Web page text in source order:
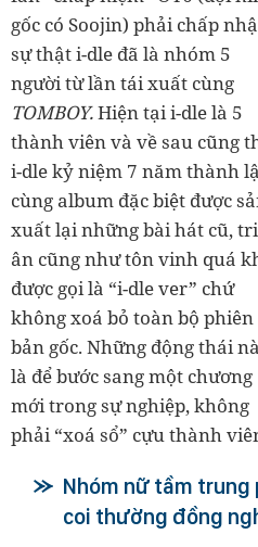
gốc có Soojin) phải chấp
sự thật i-dle đã là nhóm 5
người từ lần tái xuất cùng
TOMBOY.Hiện tại i-dle là 5
thành viên và về sau cũng
i-dle kỷ niệm 7 năm thành
cùng album đặc biệt được
xuất lại những bài hát cũ, tri
ân cũng như tôn vinh quá
được gọi là “i-dle ver” chứ
không xoá bỏ toàn bộ phiên
bản gốc. Những động thái
là để bước sang một chương
mới trong sự nghiệp, không
phải “xoá sổ” cựu thành
Nhóm nữ tầm trung
coi thường đồng